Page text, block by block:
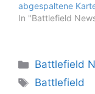
abgespaltene
In "Battlefield
Kategorien
Battlefield
Schlagwörter
Battlefield